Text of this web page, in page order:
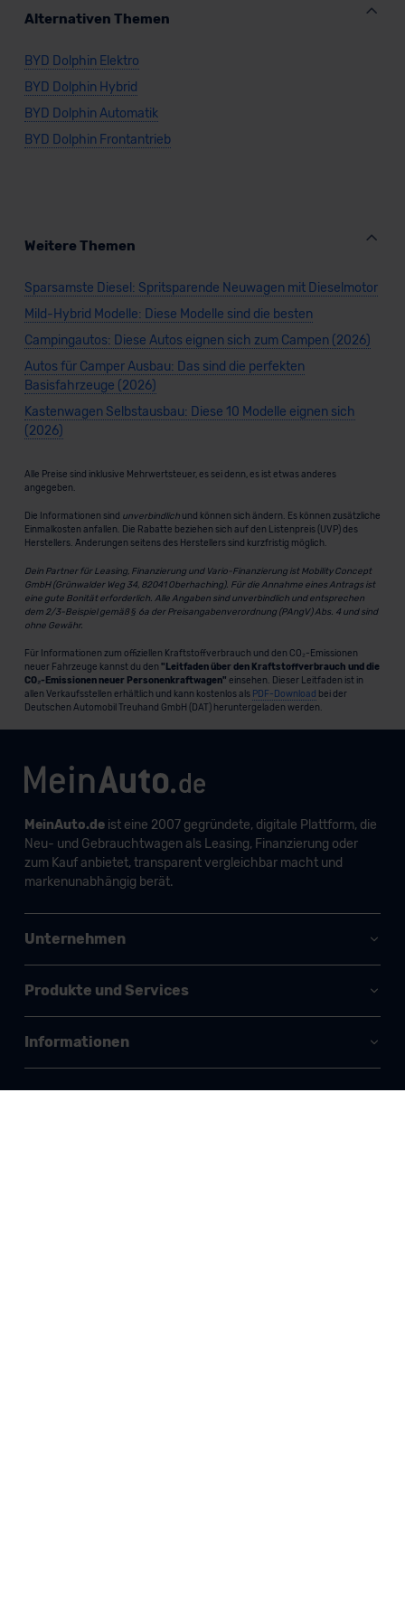
Standarddatenschutzklauseln (Art. 46 Abs. 2 lit. c
erteilen. Nähere Informationen zu den bestehenden
Datenschutzklauseln können Sie über den Kontakt zu
unserem Datenschutzbeauftragten unter
datenschutz@meinauto.de anfordern.
Alternativen Themen
BYD Dolphin Elektro
BYD Dolphin Hybrid
BYD Dolphin Automatik
BYD Dolphin Frontantrieb
Weitere Themen
Sparsamste Diesel: Spritsparende Neuwagen mit Dieselmotor
Mild-Hybrid Modelle: Diese Modelle sind die besten
Campingautos: Diese Autos eignen sich zum Campen (2026)
Autos für Camper Ausbau: Das sind die perfekten
Basisfahrzeuge (2026)
Kastenwagen Selbstausbau: Diese 10 Modelle eignen sich
(2026)
Alle Preise sind inklusive Mehrwertsteuer, es sei denn, es ist etwas anderes
angegeben.
Die Informationen sind unverbindlichund können sich ändern. Es können zusätzliche
Einmalkosten anfallen. Die Rabatte beziehen sich auf den Listenpreis (UVP) des
Herstellers. Änderungen seitens des Herstellers sind kurzfristig möglich.
Dein Partner für Leasing, Finanzierung und Vario-Finanzierung ist Mobility Concept
GmbH (Grünwalder Weg 34, 82041 Oberhaching). Für die Annahme eines Antrags ist
eine gute Bonität erforderlich. Alle Angaben sind unverbindlich und entsprechen
dem 2/3-Beispiel gemäß § 6a der Preisangabenverordnung (PAngV) Abs. 4 und sind
ohne Gewähr.
Für Informationen zum offiziellen Kraftstoffverbrauch und den CO₂-Emissionen
neuer Fahrzeuge kannst du den "Leitfaden über den Kraftstoffverbrauch und die
CO₂-Emissionen neuer Personenkraftwagen" einsehen. Dieser Leitfaden ist in
allen Verkaufsstellen erhältlich und kann kostenlos als PDF-Download bei der
Deutschen Automobil Treuhand GmbH (DAT) heruntergeladen werden.
MeinAuto.deist eine 2007 gegründete, digitale Plattform, die
Neu- und Gebrauchtwagen als Leasing, Finanzierung oder
zum Kauf anbietet, transparent vergleichbar macht und
markenunabhängig berät.
Unternehmen
Produkte und Services
Informationen